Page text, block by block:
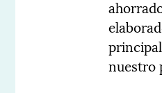
nuestro